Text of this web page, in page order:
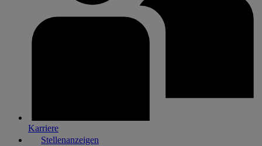
Karriere
Stellenanzeigen